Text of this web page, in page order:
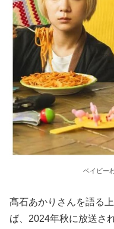
ベイビー
髙石あかりさんを語る
ば、2024年秋に放送さ